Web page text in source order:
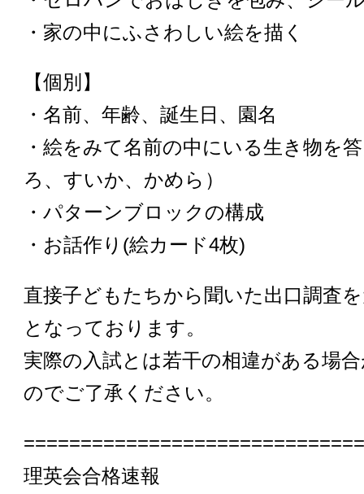
・家の中にふさわしい絵を描く
【個別】
・名前、年齢、誕生日、園名
・絵をみて名前の中にいる生き物を
ろ、すいか、かめら）
・パターンブロックの構成
・お話作り(絵カード4枚)
直接子どもたちから聞いた出口調査
となっております。
実際の入試とは若干の相違がある場
のでご了承ください。
理英会合格速報